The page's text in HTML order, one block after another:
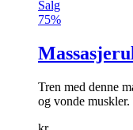
Salg
75%
Tren med denne
og vonde muskler.